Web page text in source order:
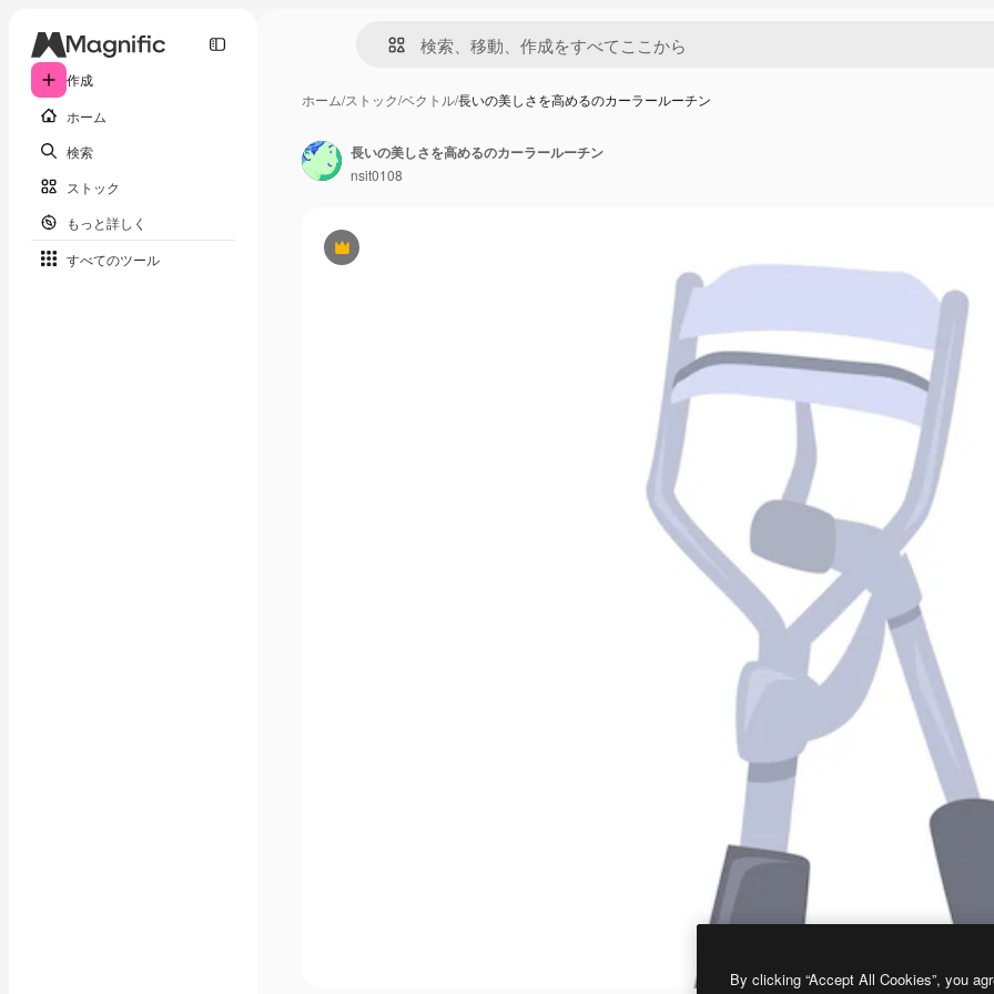
作成
ホーム
検索
ストック
もっと詳しく
すべてのツール
ホーム/ストック/ベクトル/長いの美しさを高めるのカーラールーチン
Premium
長いの美しさを高めるのカーラールーチン
nsit0108
By clicking “Accept All Cookies”, you